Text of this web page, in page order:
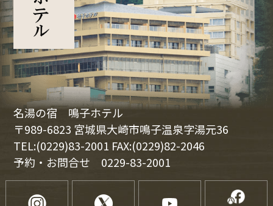
名湯の宿 鳴子ホテル
〒989-6823 宮城県大崎市鳴子温泉字湯元36
TEL:(0229)83-2001 FAX:(0229)82-2046
予約・お問合せ 0229-83-2001